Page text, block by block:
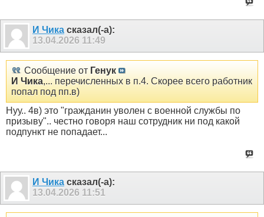
И Чика сказал(-а):
13.04.2026 11:49
Сообщение от Генук
И Чика,... перечисленных в п.4. Скорее всего работник
попал под пп.в)
Нуу.. 4в) это "гражданин уволен с военной службы по
призыву".. честно говоря наш сотрудник ни под какой
подпункт не попадает...
И Чика сказал(-а):
13.04.2026 11:51